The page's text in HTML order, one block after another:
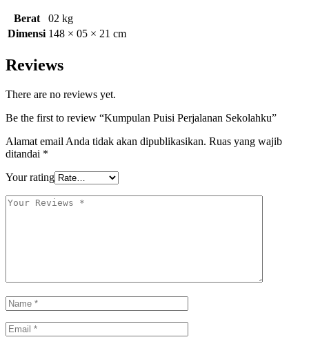
Berat
02 kg
Dimensi 148 × 05 × 21 cm
Reviews
There are no reviews yet.
Be the first to review “Kumpulan Puisi Perjalanan Sekolahku”
Alamat email Anda tidak akan dipublikasikan. Ruas yang wajib
ditandai *
Your rating